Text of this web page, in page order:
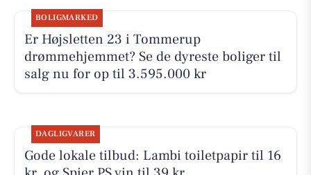
BOLIGMARKED
Er Højsletten 23 i Tommerup
drømmehjemmet? Se de dyreste boliger til
salg nu for op til 3.595.000 kr
DAGLIGVARER
Gode lokale tilbud: Lambi toiletpapir til 16